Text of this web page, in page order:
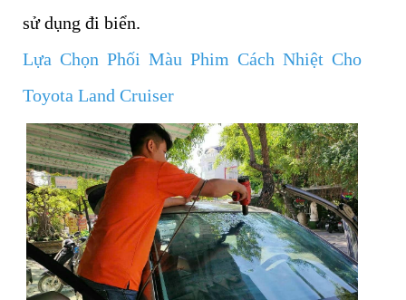
sử dụng đi biển.
Lựa Chọn Phối Màu Phim Cách Nhiệt Cho
Toyota Land Cruiser